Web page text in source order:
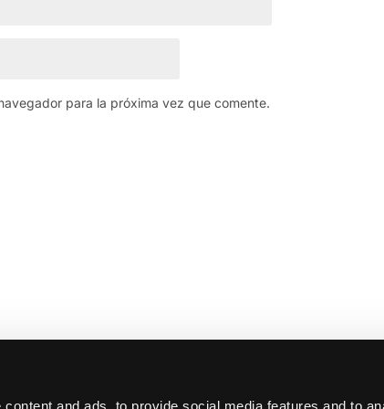
para la próxima vez que comente.